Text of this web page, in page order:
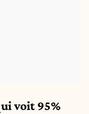
voit 95%